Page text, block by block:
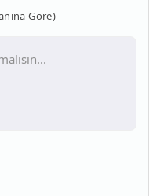
Göre)